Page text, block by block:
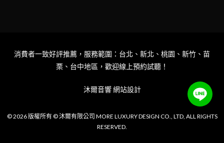
消費者一致好評推薦，服務範圍：台北、新北、桃園、新竹、苗
栗、台中地區，歡迎線上預約試聽！
沐爾音響 網站設計
© 2026 版權所有 © 沐爾有限公司 MORE LUXURY DESIGN CO., LTD, ALL RIGHTS
RESERVED.
Item added to cart.